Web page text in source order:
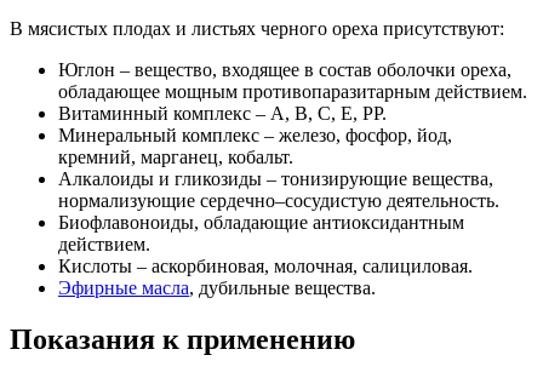
В мясистых плодах и листьях черного ореха присутствуют:
Юглон – вещество, входящее в состав оболочки ореха,
обладающее мощным противопаразитарным действием.
Витаминный комплекс – A, B, C, E, PP.
Минеральный комплекс – железо, фосфор, йод,
кремний, марганец, кобальт.
Алкалоиды и гликозиды – тонизирующие вещества,
нормализующие сердечно–сосудистую деятельность.
Биофлавоноиды, обладающие антиоксидантным
действием.
Кислоты – аскорбиновая, молочная, салициловая.
Эфирные масла, дубильные вещества.
Показания к применению